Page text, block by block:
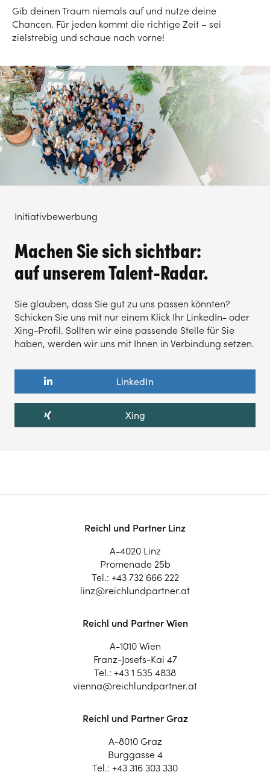
Gib deinen Traum niemals auf und nutze deine
Chancen. Für jeden kommt die richtige Zeit – sei
zielstrebig und schaue nach vorne!
Initiativbewerbung
Machen Sie sich sichtbar:
auf unserem Talent-Radar.
Sie glauben, dass Sie gut zu uns passen könnten?
Schicken Sie uns mit nur einem Klick Ihr LinkedIn- oder
Xing-Profil. Sollten wir eine passende Stelle für Sie
haben, werden wir uns mit Ihnen in Verbindung setzen.
LinkedIn
Xing
Reichl und Partner Linz
A-4020 Linz
Promenade 25b
Tel.: +43 732 666 222
linz@reichlundpartner.at
Reichl und Partner Wien
A-1010 Wien
Franz-Josefs-Kai 47
Tel.: +43 1 535 4838
vienna@reichlundpartner.at
Reichl und Partner Graz
A-8010 Graz
Burggasse 4
Tel.: +43 316 303 330